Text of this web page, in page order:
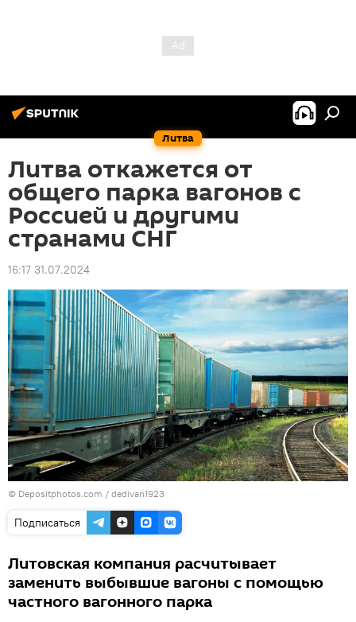
Литва
Литва откажется от
общего парка вагонов с
Россией и другими
странами СНГ
16:17 31.07.2024
© Depositphotos.com / dedivan1923
Подписаться
Литовская компания расчитывает
заменить выбывшие вагоны с помощью
частного вагонного парка